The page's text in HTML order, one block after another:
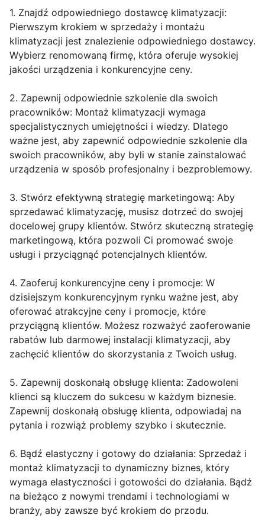
1. Znajdź odpowiedniego dostawcę klimatyzacji:
Pierwszym krokiem w sprzedaży i montażu
klimatyzacji jest znalezienie odpowiedniego dostawcy.
Wybierz renomowaną firmę, która oferuje wysokiej
jakości urządzenia i konkurencyjne ceny.
2. Zapewnij odpowiednie szkolenie dla swoich
pracowników: Montaż klimatyzacji wymaga
specjalistycznych umiejętności i wiedzy. Dlatego
ważne jest, aby zapewnić odpowiednie szkolenie dla
swoich pracowników, aby byli w stanie zainstalować
urządzenia w sposób profesjonalny i bezproblemowy.
3. Stwórz efektywną strategię marketingową: Aby
sprzedawać klimatyzację, musisz dotrzeć do swojej
docelowej grupy klientów. Stwórz skuteczną strategię
marketingową, która pozwoli Ci promować swoje
usługi i przyciągnąć potencjalnych klientów.
4. Zaoferuj konkurencyjne ceny i promocje: W
dzisiejszym konkurencyjnym rynku ważne jest, aby
oferować atrakcyjne ceny i promocje, które
przyciągną klientów. Możesz rozważyć zaoferowanie
rabatów lub darmowej instalacji klimatyzacji, aby
zachęcić klientów do skorzystania z Twoich usług.
5. Zapewnij doskonałą obsługę klienta: Zadowoleni
klienci są kluczem do sukcesu w każdym biznesie.
Zapewnij doskonałą obsługę klienta, odpowiadaj na
pytania i rozwiąż problemy szybko i skutecznie.
6. Bądź elastyczny i gotowy do działania: Sprzedaż i
montaż klimatyzacji to dynamiczny biznes, który
wymaga elastyczności i gotowości do działania. Bądź
na bieżąco z nowymi trendami i technologiami w
branży, aby zawsze być krokiem do przodu.